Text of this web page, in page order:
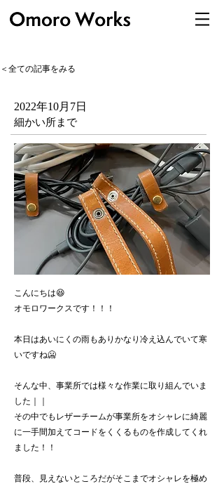
＜全ての記事をみる
2022年10月7日
細かい所まで
こんにちは😆
オモロワークスです！！！
本日はあいにくの雨もありかなり冷え込んでいて寒
いですね🥶
そんな中、事業所では様々な作業に取り組んでいま
した｜｜
その中でもレザーチームが事業所をオシャレに綺麗
に一手間加えてコードをくくるものを作成してくれ
ました！！
普段、見えないところだがそこまでオシャレを極め